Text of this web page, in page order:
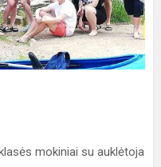
mokiniai su auklėtoja